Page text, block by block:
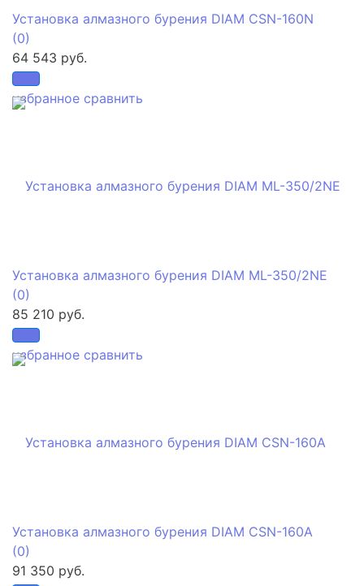
избранное сравнить
Установка алмазного бурения DIAM CSN-160N
(0)
64 543 руб.
избранное сравнить
Установка алмазного бурения DIAM ML-350/2NE
(0)
85 210 руб.
Установка алмазного бурения DIAM CSN-160A
(0)
91 350 руб.